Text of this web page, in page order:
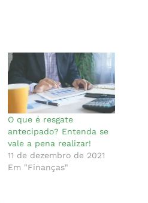
O que é resgate
antecipado? Entenda se
vale a pena realizar!
11 de dezembro de 2021
Em "Finanças"